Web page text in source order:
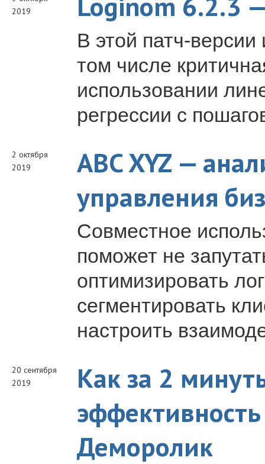
2019
В этой патч-
том числе
использовании
регрессии с
2 октября
2019
ABC XYZ —
управления
Совместное
поможет не
оптимизировать
сегментировать
настроить
20 сентября
2019
Как за 2
Деморолик